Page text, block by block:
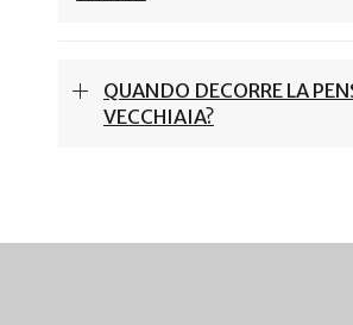
QUANDO DECORRE LA
VECCHIAIA?